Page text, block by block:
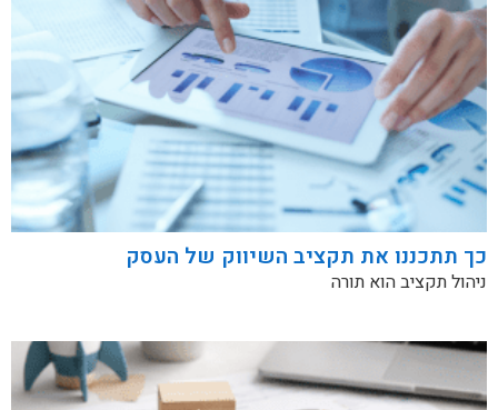
כך תתכננו את תקציב השיווק של העסק
ניהול תקציב הוא תורה